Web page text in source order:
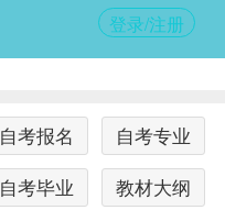
登录/注册
自考报名
自考专业
自考毕业 教材大纲